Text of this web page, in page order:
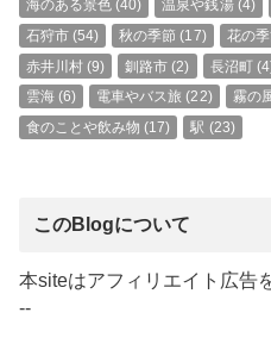
海のある景色(40) 温泉や銭湯(4)
石狩市(54) 秋の季節 (17) 花の
赤井川村(9) 釧路市 (2) 長沼町
雲海(6) 電車やバス旅 (22) 霧の
食のことや飲み物 (17) 駅 (23)
このBlogについて
本siteはアフィリエイト広告
--